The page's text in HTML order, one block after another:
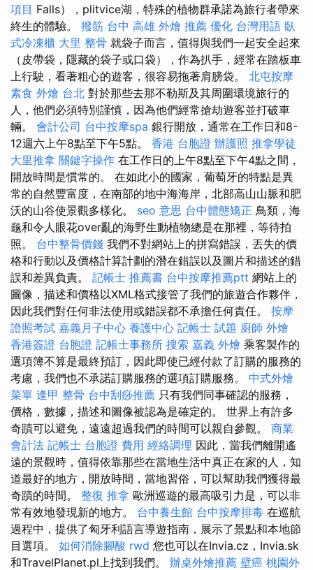
項目 Falls），plitvice湖，特殊的植物群承諾為旅行者帶來
終生的體驗。 撥筋 台中 高雄 外燴 推薦 優化 台灣用語 臥
式冷凍櫃 大里 整骨 就袋子而言，值得與我們一起安全起來
（皮帶袋，隱藏的袋子或口袋），作為扒手，經常在踏板車
上行駛，看著粗心的遊客，很容易拖著肩膀袋。 北屯按摩
素食 外燴 台北 對於那些去那不勒斯及其周圍環境旅行的
人，他們必須特別謹慎，因為他們經常搶劫遊客並打破車
輛。 會計公司 台中按摩spa 銀行開放，通常在工作日和8-
12週六上午8點至下午5點。 香港 台胞證 辦護照 推拿學徒
大里推拿 關鍵字操作 在工作日的上午8點至下午4點之間，
開放時間是慣常的。 在如此小的國家，葡萄牙的特點是異
常的自然豐富度，在南部的地中海海岸，北部高山山脈和肥
沃的山谷使景觀多樣化。 seo 意思 台中體態矯正 鳥類，海
龜和令人眼花over亂的海野生動植物總是在那裡，等待拍
照。 台中整骨價錢 我們不對網站上的拼寫錯誤，丟失的價
格和行動以及價格計算計劃的潛在錯誤以及圖片和描述的錯
誤和差異負責。 記帳士 推薦書 台中按摩推薦ptt 網站上的
圖像，描述和價格以XML格式接管了我們的旅遊合作夥伴，
因此我們對任何非法使用或錯誤都不承擔任何責任。 按摩
證照考試 嘉義月子中心 養護中心 記帳士 試題 廚師 外燴
香港簽證 台胞證 記帳士事務所 搜索 嘉義 外燴 乘客製作的
選項簿不算是最終預訂，因此即使已經付款了訂購的服務的
考慮，我們也不承諾訂購服務的選項訂購服務。 中式外燴
菜單 逢甲 整骨 台中刮痧推薦 只有我們同事確認的服務，
價格，數據，描述和圖像被認為是確定的。 世界上有許多
奇蹟可以避免，遠遠超過我們的時間可以親自參觀。 商業
會計法 記帳士 台胞證 費用 經絡調理 因此，當我們離開遙
遠的景觀時，值得依靠那些在當地生活中真正在家的人，知
道最好的地方，開放時間，當地習俗，可以幫助我們獲得最
奇蹟的時間。 整復 推拿 歐洲巡遊的最高吸引力是，可以非
常有效地發現新的地方。 台中養生館 台中按摩排毒 在巡航
過程中，提供了匈牙利語言導遊指南，展示了景點和本地節
目選項。 如何消除腳酸 rwd 您也可以在Invia.cz，Invia.sk
和TravelPlanet.pl上找到我們。 辦桌外燴推薦 壁癌 桃園外